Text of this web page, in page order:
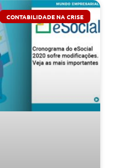
CONTABILIDADE NA CRISE